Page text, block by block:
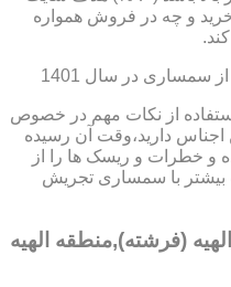
و چه در فروش همواره
سمساری در سال 1401
از نکات مهم در خصوص
اجناس دارید،وقت آن رسیده
و خطرات و ریسک ها را از
بیشتر با سمساری تجریش
(فرشته),منطقه الهیه